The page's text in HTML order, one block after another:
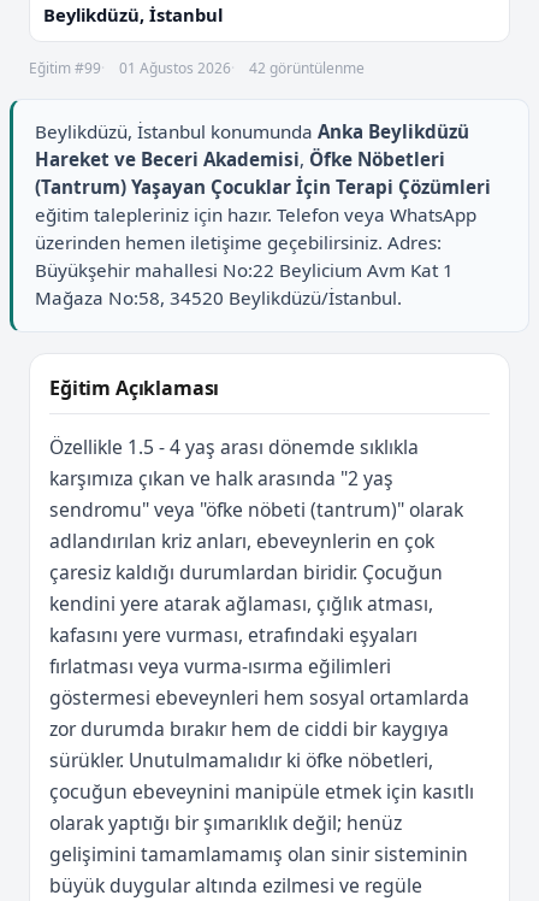
Beylikdüzü, İstanbul
Eğitim #99 01 Ağustos 2026 42 görüntülenme
Beylikdüzü, İstanbul konumunda Anka Beylikdüzü
Hareket ve Beceri Akademisi, Öfke Nöbetleri
(Tantrum) Yaşayan Çocuklar İçin Terapi Çözümleri
eğitim talepleriniz için hazır. Telefon veya WhatsApp
üzerinden hemen iletişime geçebilirsiniz. Adres:
Büyükşehir mahallesi No:22 Beylicium Avm Kat 1
Mağaza No:58, 34520 Beylikdüzü/İstanbul.
Eğitim Açıklaması
Özellikle 1.5 - 4 yaş arası dönemde sıklıkla
karşımıza çıkan ve halk arasında "2 yaş
sendromu" veya "öfke nöbeti (tantrum)" olarak
adlandırılan kriz anları, ebeveynlerin en çok
çaresiz kaldığı durumlardan biridir. Çocuğun
kendini yere atarak ağlaması, çığlık atması,
kafasını yere vurması, etrafındaki eşyaları
fırlatması veya vurma-ısırma eğilimleri
göstermesi ebeveynleri hem sosyal ortamlarda
zor durumda bırakır hem de ciddi bir kaygıya
sürükler. Unutulmamalıdır ki öfke nöbetleri,
çocuğun ebeveynini manipüle etmek için kasıtlı
olarak yaptığı bir şımarıklık değil; henüz
gelişimini tamamlamamış olan sinir sisteminin
büyük duygular altında ezilmesi ve regüle